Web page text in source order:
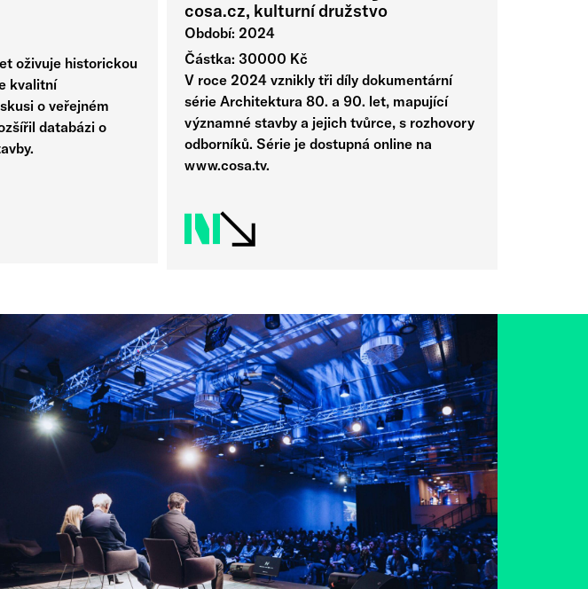
oživuje historickou
kvalitní
o veřejném
databázi o
cosa.cz, kulturní družstvo
Období: 2024
Částka: 30000 Kč
V roce 2024 vznikly tři díly dokumentární
série Architektura 80. a 90. let, mapující
významné stavby a jejich tvůrce, s rozhovory
odborníků. Série je dostupná online na
www.cosa.tv.